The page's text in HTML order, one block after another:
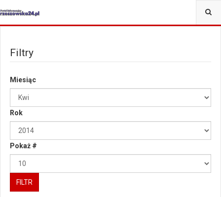
Filtry
Miesiąc
Rok
Pokaż #
FILTR